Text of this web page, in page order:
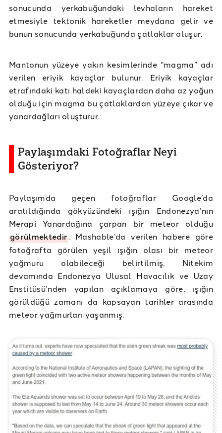
sonucunda yerkabuğundaki levhaların hareket
etmesiyle tektonik hareketler meydana gelir ve
bunun sonucunda yerkabuğunda çatlaklar oluşur.
Mantonun yüzeye yakın kesimlerinde “magma” adı
verilen eriyik kayaçlar bulunur. Eriyik kayaçlar
etrafındaki katı haldeki kayaçlardan daha az yoğun
olduğu için magma bu çatlaklardan yüzeye çıkar ve
yanardağları oluşturur.
Paylaşımdaki Fotoğraflar Neyi
Gösteriyor?
Paylaşımda geçen fotoğraflar Google’da
aratıldığında gökyüzündeki ışığın Endonezya’nın
Merapi Yanardağına çarpan bir meteor olduğu
görülmektedir. Mashable’da verilen habere göre
fotoğrafta görülen yeşil ışığın olası bir meteor
yağmuru olabileceği belirtilmiş. Nitekim
devamında Endonezya Ulusal Havacılık ve Uzay
Enstitüsü’nden yapılan açıklamaya göre, ışığın
görüldüğü zamanı da kapsayan tarihler arasında
meteor yağmurları yaşanmış.